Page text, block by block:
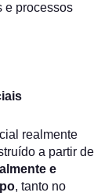
e processos
realmente
a partir de
e
, tanto no